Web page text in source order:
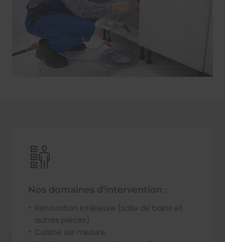
Nos domaines d’intervention :
Rénovation intérieure (salle de bains et
autres pièces)
Cuisine sur mesure